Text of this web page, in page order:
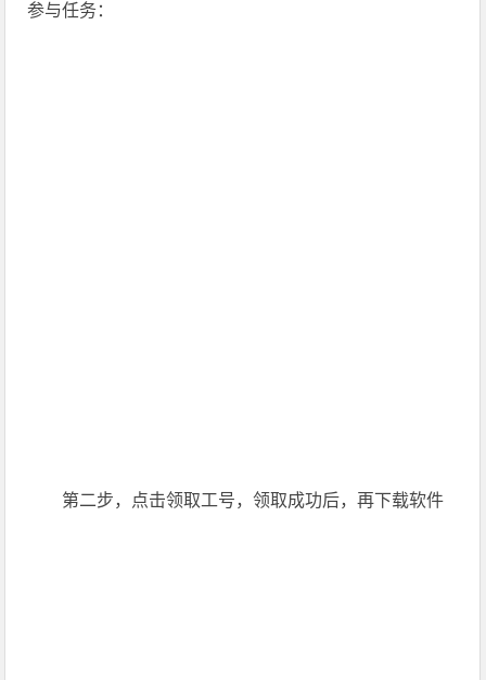
参与任务：
第二步，点击领取工号，领取成功后，再下载软件